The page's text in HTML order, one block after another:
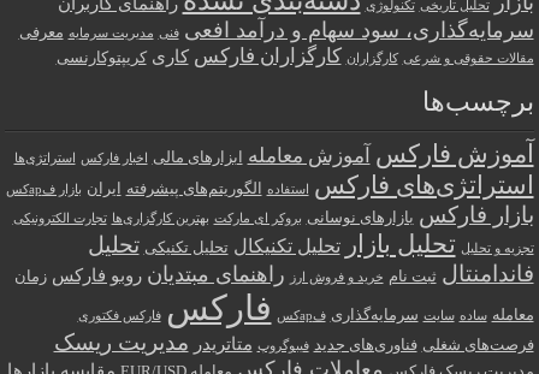
تحلیل تاریخی تکنولوژی
سرمایه‌گذاری، سود سهام و درآمد افعی فنی مدیریت سرمایه معرفی
مقالات حقوقی و شرعی کارگزاران کارگزاران فارکس کاری کریپتوکارنسی
برچسب‌ها
آموزش فارکس آموزش معامله ابزارهای مالی اخبار فارکس استراتژی‌ها
استراتژی‌های فارکس استفاده الگوریتم‌های پیشرفته ایران بازار فарکس
بازار فارکس بازارهای نوسانی بروکر ای مارکت بهترین کارگزاری‌ها تجارت الکترونیکی
تجزیه و تحلیل تحلیل بازار تحلیل تکنیکال تحلیل تکنیکی تحلیل
فاندامنتال ثبت نام خرید و فروش ارز راهنمای مبتدیان روبو فارکس زمان
معامله ساده سایت سرمایه‌گذاری فарکس فارکس فارکس فکتوری
فرصت‌های شغلی فناوری‌های جدید فیبوگروپ متاتریدر مدیریت ریسک